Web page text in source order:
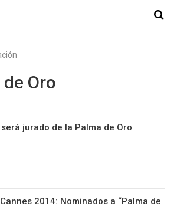
Oro
jurado de la Palma de Oro
2014: Nominados a “Palma de